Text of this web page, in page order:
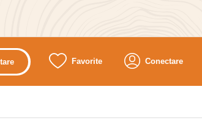
Favorite Conectare